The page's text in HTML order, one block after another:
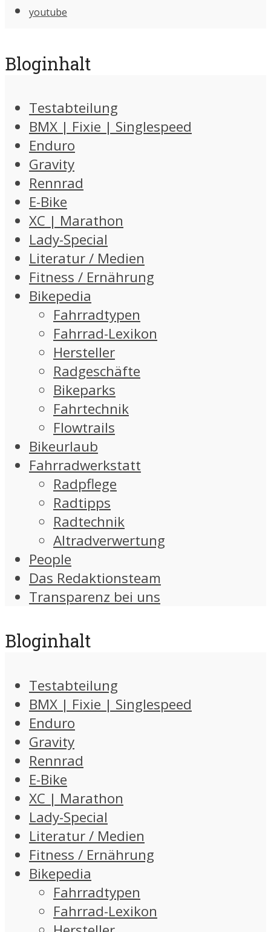
youtube
Bloginhalt
Testabteilung
BMX | Fixie | Singlespeed
Enduro
Gravity
Rennrad
E-Bike
XC | Marathon
Lady-Special
Literatur / Medien
Fitness / Ernährung
Bikepedia
Fahrradtypen
Fahrrad-Lexikon
Hersteller
Radgeschäfte
Bikeparks
Fahrtechnik
Flowtrails
Bikeurlaub
Fahrradwerkstatt
Radpflege
Radtipps
Radtechnik
Altradverwertung
People
Das Redaktionsteam
Transparenz bei uns
Bloginhalt
Testabteilung
BMX | Fixie | Singlespeed
Enduro
Gravity
Rennrad
E-Bike
XC | Marathon
Lady-Special
Literatur / Medien
Fitness / Ernährung
Bikepedia
Fahrradtypen
Fahrrad-Lexikon